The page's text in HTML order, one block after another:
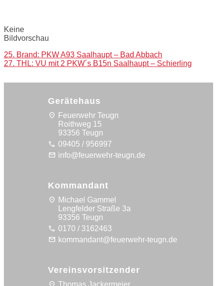
Keine
Bildvorschau
Post
navigation
25. Brand: PKW A93 Saalhaupt – Bad Abbach
27. THL: VU mit 2 PKW´s B15n Saalhaupt – Schierling
Gerätehaus
location_on Feuerwehr Teugn
Roithweg 15
93356 Teugn
call 09405 / 956997
mail info@feuerwehr-teugn.de
Kommandant
location_on Michael Gammel
Lengfelder Straße 3a
93356 Teugn
call 0170 / 3162463
mail kommandant@feuerwehr-teugn.de
Vereinsvorsitzender
Thomas Jackermeier